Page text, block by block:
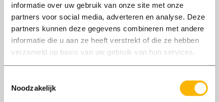
informatie over uw gebruik van onze site met onze
partners voor social media, adverteren en analyse. Deze
partners kunnen deze gegevens combineren met andere
informatie die u aan ze heeft verstrekt of die ze hebben
verzameld op basis van uw gebruik van hun services.
Noodzakelijk
Vacatures